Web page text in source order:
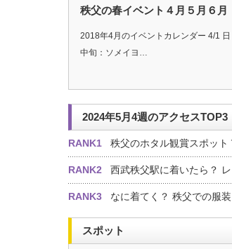
秩父の春イベント４月５月６月
2018年4月のイベントカレンダー 4/1 日
中旬：ソメイヨ…
2024年5月4週のアクセスTOP3
RANK1 秩父のホタル観賞スポット
RANK2 西武秩父駅に着いたら？
RANK3 なに着てく？ 秩父での服
スポット